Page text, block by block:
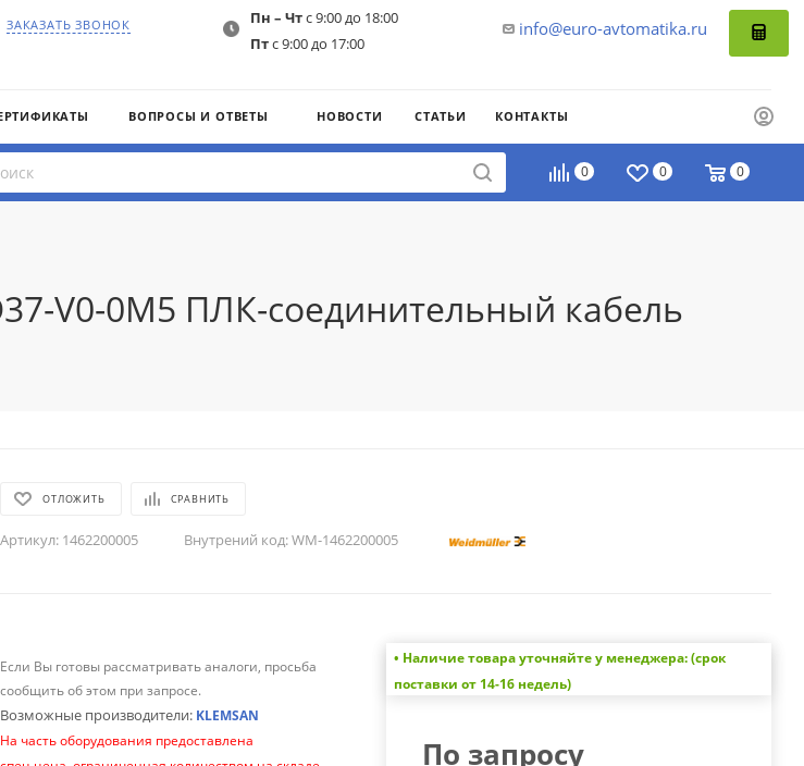
ЗАКАЗАТЬ ЗВОНОК info@euro-avtomatika.ru
Пн – Чтс 9:00 до 18:00
Птс 9:00 до 17:00
ВОПРОСЫ И ОТВЕТЫ НОВОСТИ СТАТЬИ КОНТАКТЫ
0 0 0
V0-0M5 ПЛК-соединительный кабель
ОТЛОЖИТЬ СРАВНИТЬ
Артикул: 1462200005 Внутрений код:WM-1462200005
Если Вы готовы рассматривать аналоги, просьба
сообщить об этом при запросе.
Возможные производители: KLEMSAN
На часть оборудования предоставлена
• Наличие товара уточняйте у менеджера: (срок
поставки от 14-16 недель)
По запросу